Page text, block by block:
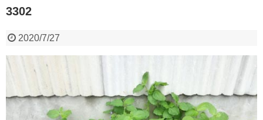
3302
2020/7/27